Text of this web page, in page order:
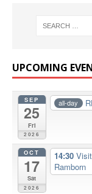
UPCOMING
SEP
25
Fri
2026
all-day
OCT
17
Sat
2026
14:30
Ramborn